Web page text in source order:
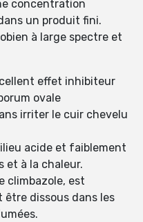
concentration
un produit fini.
à large spectre et
effet inhibiteur
ovale
irriter le cuir chevelu
acide et faiblement
et à la chaleur.
climbazole, est
être dissous dans les